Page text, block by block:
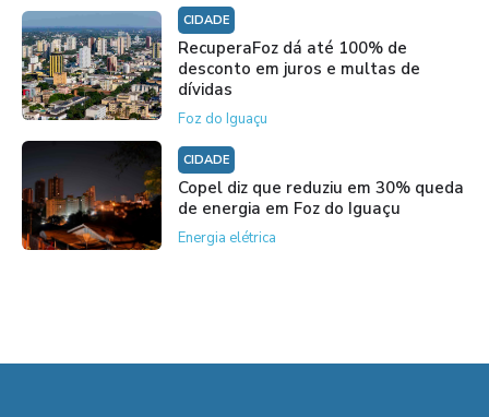
CIDADE
RecuperaFoz dá até 100% de
desconto em juros e multas de
dívidas
Foz do Iguaçu
CIDADE
Copel diz que reduziu em 30% queda
de energia em Foz do Iguaçu
Energia elétrica